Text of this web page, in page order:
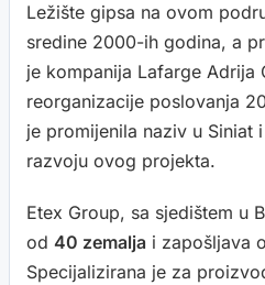
Ležište gipsa na ovom
sredine 2000-ih godina, a
je kompanija Lafarge Adrija
reorganizacije poslovanja
je promijenila naziv u Siniat
razvoju ovog projekta.
Etex Group, sa sjedištem u
od 40 zemalja i zapošljava
Specijalizirana je za